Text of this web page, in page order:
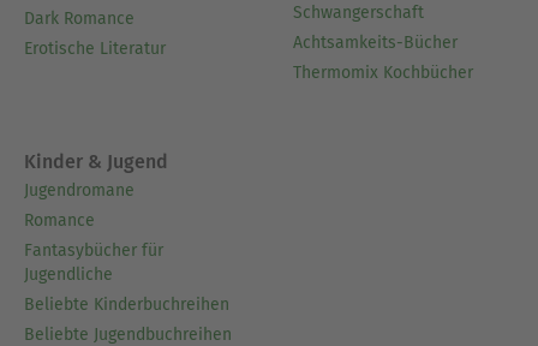
Dark Romance
Erotische Literatur
Schwangerschaft
Achtsamkeits-Bücher
Thermomix Kochbücher
Kinder & Jugend
Jugendromane
Romance
Fantasybücher für
Jugendliche
Beliebte Kinderbuchreihen
Beliebte Jugendbuchreihen